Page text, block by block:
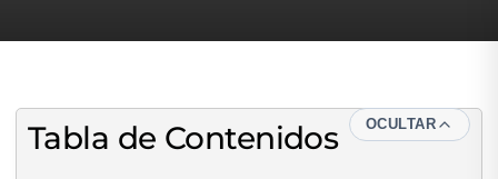
Tabla de Contenidos OCULTAR